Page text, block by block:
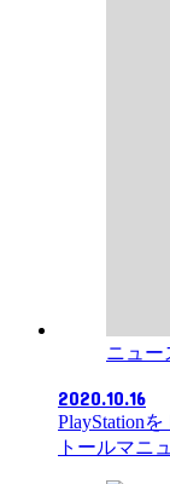
ニュー
2020.10.16
PlayStation
トールマニ